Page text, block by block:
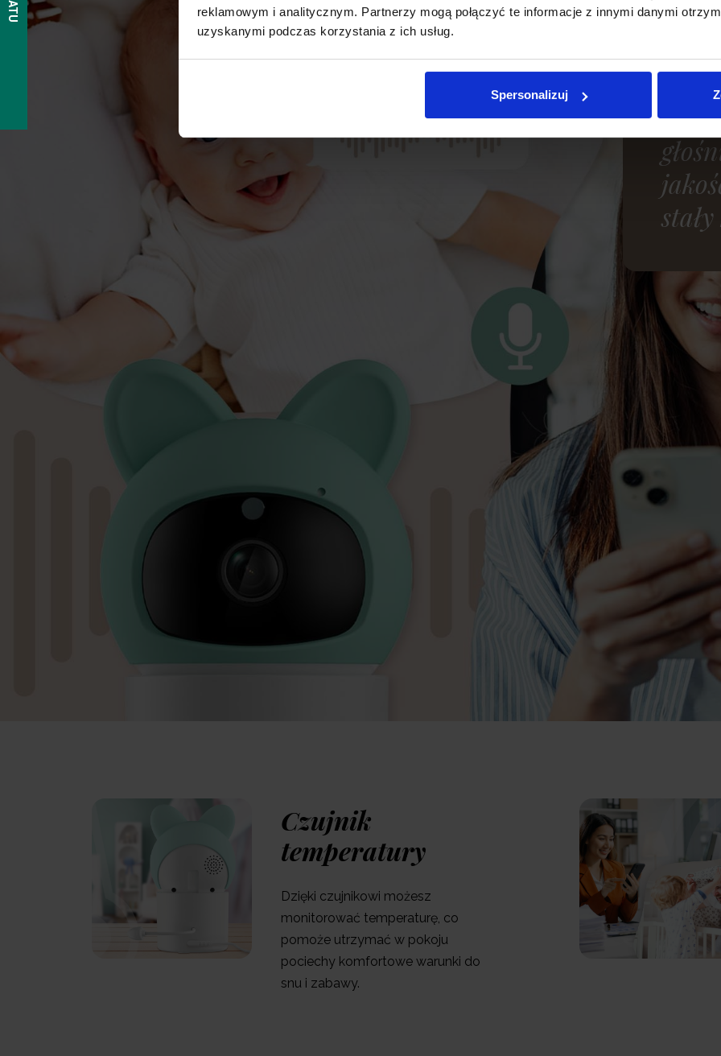
reklamowym i analitycznym. Partnerzy mogą połączyć te informacje z innymi danymi
uzyskanymi podczas korzystania z ich usług.
Spersonalizuj
Czujnik
temperatury
Dzięki czujnikowi możesz
monitorować temperaturę, co
pomoże utrzymać w pokoju
pociechy komfortowe warunki do
snu i zabawy.